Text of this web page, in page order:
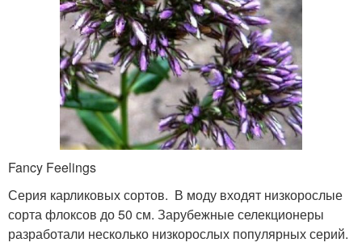
Fancy Feelings
Серия карликовых сортов. В моду входят низкорослые
сорта флоксов до 50 см. Зарубежные селекционеры
разработали несколько низкорослых популярных серий.